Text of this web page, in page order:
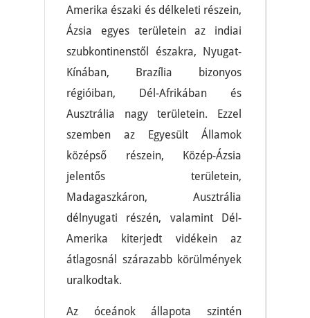
Amerika északi és délkeleti részein,
Ázsia egyes területein az indiai
szubkontinenstől északra, Nyugat-
Kínában, Brazília bizonyos
régióiban, Dél-Afrikában és
Ausztrália nagy területein. Ezzel
szemben az Egyesült Államok
középső részein, Közép-Ázsia
jelentős területein,
Madagaszkáron, Ausztrália
délnyugati részén, valamint Dél-
Amerika kiterjedt vidékein az
átlagosnál szárazabb körülmények
uralkodtak.
Az óceánok állapota szintén